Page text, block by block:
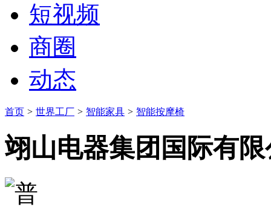
短视频
商圈
动态
首页 > 世界工厂 > 智能家具 > 智能按摩椅
翊山电器集团国际有